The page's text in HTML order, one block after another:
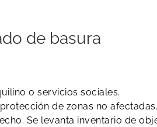
de basura
o servicios sociales.
de zonas no afectadas.
Se levanta inventario de